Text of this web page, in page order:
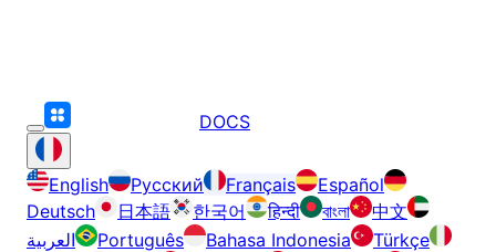
DOCS
English Русский Français
Español
Deutsch
日本語 한국어 हिन्दी বাংলা
中文
العربية
Português Bahasa Indonesia
Türkçe